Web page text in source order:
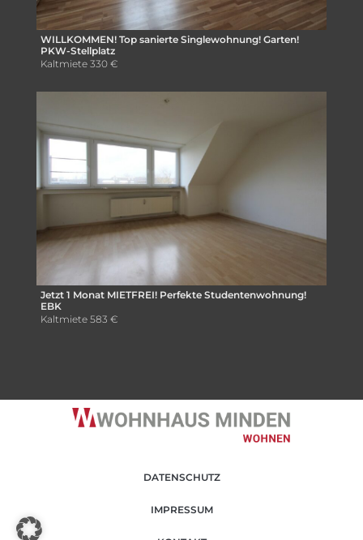
WILLKOMMEN! Top sanierte Singlewohnung! Garten!
PKW-Stellplatz
Kaltmiete 330 €
Jetzt 1 Monat MIETFREI! Perfekte Studentenwohnung!
EBK
Kaltmiete 583 €
DATENSCHUTZ
IMPRESSUM